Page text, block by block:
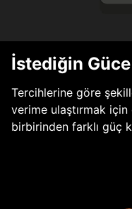
İstediğin
Tercihlerine göre
verime ulaştırmak
birbirinden farklı güç